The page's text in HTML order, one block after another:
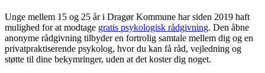
Unge mellem 15 og 25 år i Dragør Kommune har siden 2019 haft
mulighed for at modtage gratis psykologisk rådgivning. Den åbne
anonyme rådgivning tilbyder en fortrolig samtale mellem dig og en
privatpraktiserende psykolog, hvor du kan få råd, vejledning og
støtte til dine bekymringer, uden at det koster dig noget.